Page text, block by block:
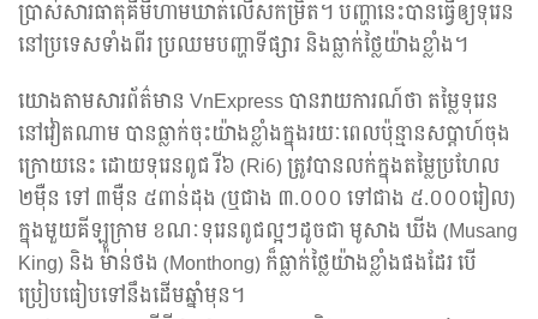
ប្រាស់សារធាតុគីមីហាមឃាត់លើសកម្រិត។ បញ្ហានេះបានធ្វើឲ្យទុរេន
នៅប្រទេសទាំងពីរ ប្រឈមបញ្ហាទីផ្សារ និងធ្លាក់ថ្លៃយ៉ាងខ្លាំង។
យោងតាមសារព័ត៌មាន VnExpress បានរាយការណ៍ថា តម្លៃទុរេន
នៅវៀតណាម បានធ្លាក់ចុះយ៉ាងខ្លាំងក្នុងរយៈពេលប៉ុន្មានសប្តាហ៍ចុង
ក្រោយនេះ ដោយទុរេនពូជ រី៦ (Ri6) ត្រូវបានលក់ក្នុងតម្លៃប្រហែល
២ម៉ឺន ទៅ ៣ម៉ឺន ៥ពាន់ដុង (ឬជាង ៣.០០០ ទៅជាង ៥.០០០រៀល)
ក្នុងមួយគីឡូក្រាម ខណៈទុរេនពូជល្អៗដូចជា មូសាង ឃីង (Musang
King) និង ម៉ាន់ថង (Monthong) ក៏ធ្លាក់ថ្លៃយ៉ាងខ្លាំងផងដែរ បើ
ប្រៀបធៀបទៅនឹងដើមឆ្នាំមុន។